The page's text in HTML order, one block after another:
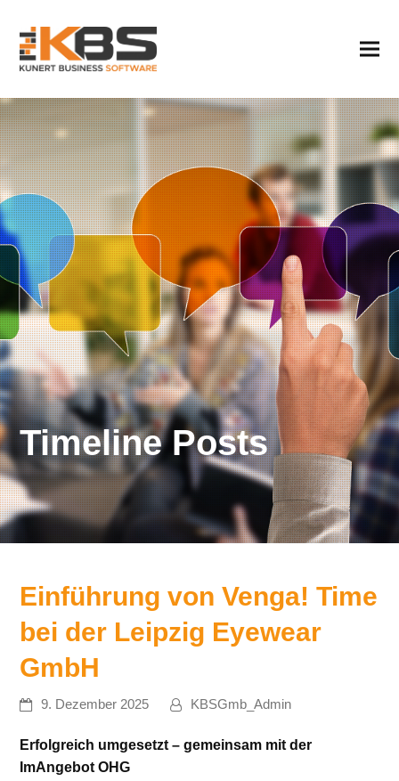
Timeline Posts
Einführung von Venga! Time
bei der Leipzig Eyewear
GmbH
9. Dezember 2025 KBSGmb_Admin
Erfolgreich umgesetzt – gemeinsam mit der
ImAngebot OHG